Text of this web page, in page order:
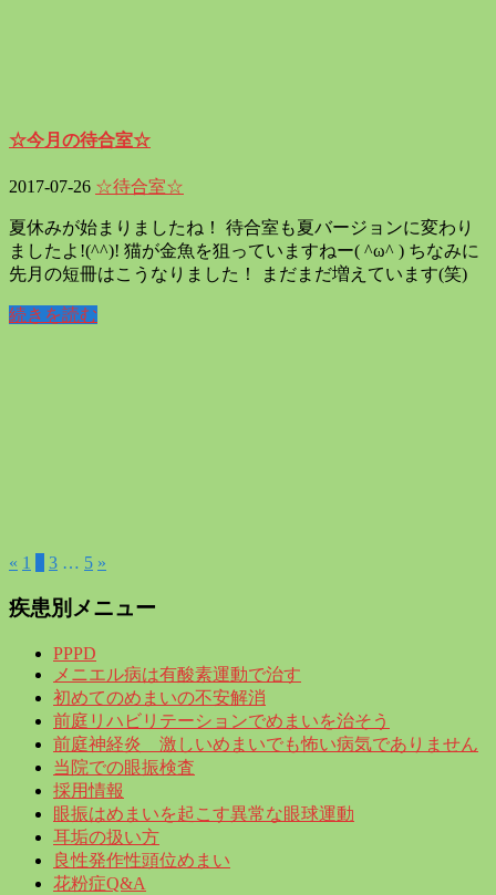
☆今月の待合室☆
2017-07-26 ☆待合室☆
夏休みが始まりましたね！ 待合室も夏バージョンに変わり
ましたよ!(^^)! 猫が金魚を狙っていますねー( ^ω^ ) ちなみに
先月の短冊はこうなりました！ まだまだ増えています(笑)
続きを読む
« 1 3 … 5 »
疾患別メニュー
PPPD
メニエル病は有酸素運動で治す
初めてのめまいの不安解消
前庭リハビリテーションでめまいを治そう
前庭神経炎 激しいめまいでも怖い病気でありません
当院での眼振検査
採用情報
眼振はめまいを起こす異常な眼球運動
耳垢の扱い方
良性発作性頭位めまい
花粉症Q&A